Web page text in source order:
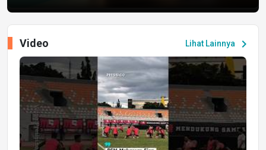
Lihat Lainnya chevron_right
Video